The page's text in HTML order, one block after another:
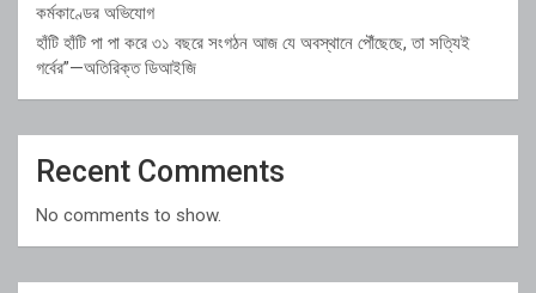
কর্মকাণ্ডের অভিযোগ
হাঁটি হাঁটি পা পা করে ৩১ বছরে সংগঠন আজ যে অবস্থানে পৌঁছেছে, তা সত্যিই
গর্বের”—অতিরিক্ত ডিআইজি
Recent Comments
No comments to show.